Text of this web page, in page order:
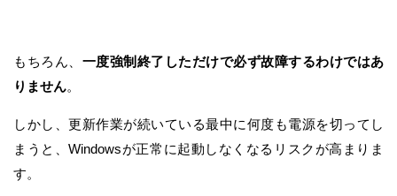
もちろん、 一度強制終了しただけで必ず故障するわけではあ
りません。
しかし、更新作業が続いている最中に何度も電源を切ってし
まうと、Windowsが正常に起動しなくなるリスクが高まりま
す。